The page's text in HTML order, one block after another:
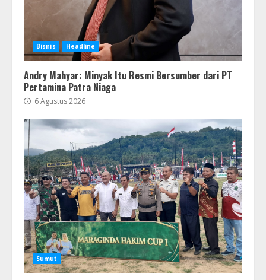
Bisnis Headline
Andry Mahyar: Minyak Itu Resmi Bersumber dari PT
Pertamina Patra Niaga
6 Agustus 2026
Sumut